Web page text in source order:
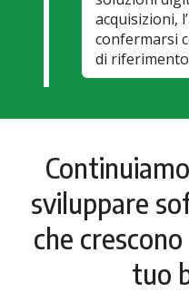
acquisizioni,
confermarsi
di
sviluppare
che
tuo